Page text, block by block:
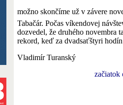
možno skončíme už v závere
Tabačár. Počas víkendovej
dozvedel, že druhého novembra
rekord, keď za dvadsaťštyri
Vladimír Turanský
začiatok